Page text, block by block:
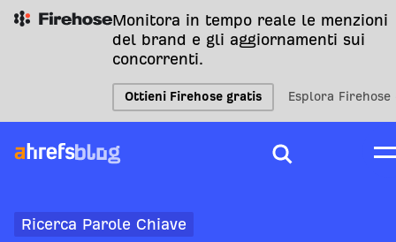
Monitora in tempo reale le menzioni
del brand e gli aggiornamenti sui
concorrenti.
Ottieni Firehose gratis Esplora Firehose
Ricerca Parole Chiave